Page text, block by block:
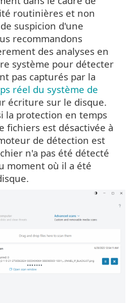
routinières et non
suspicion d'une
recommandons
des analyses en
système pour détecter
pas capturés par la
réel du système de
écriture sur le disque.
la protection en temps
fichiers est désactivée à
de détection est
n'a pas été détecté
moment où il a été